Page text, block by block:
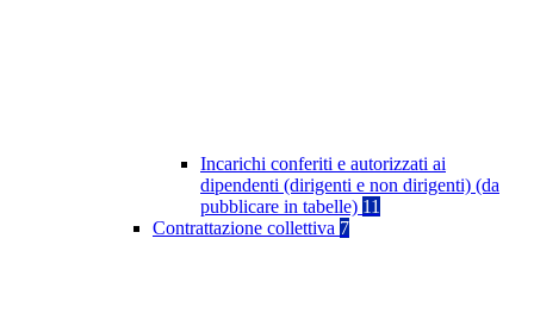
Incarichi conferiti e autorizzati ai
dipendenti (dirigenti e non dirigenti) (da
pubblicare in tabelle) 11
Contrattazione collettiva 7